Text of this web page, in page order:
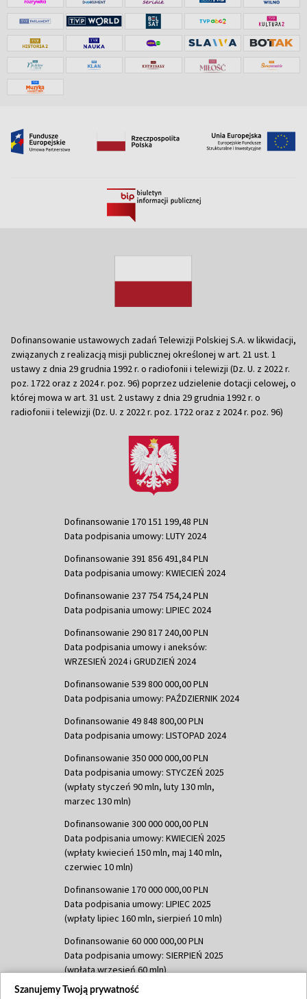
Dofinansowanie ustawowych zadań Telewizji Polskiej S.A. w likwidacji,
związanych z realizacją misji publicznej określonej w art. 21 ust. 1
ustawy z dnia 29 grudnia 1992 r. o radiofonii i telewizji (Dz. U. z 2022 r.
poz. 1722 oraz z 2024 r. poz. 96) poprzez udzielenie dotacji celowej, o
której mowa w art. 31 ust. 2 ustawy z dnia 29 grudnia 1992 r. o
radiofonii i telewizji (Dz. U. z 2022 r. poz. 1722 oraz z 2024 r. poz. 96)
Dofinansowanie 170 151 199,48 PLN
Data podpisania umowy: LUTY 2024
Dofinansowanie 391 856 491,84 PLN
Data podpisania umowy: KWIECIEŃ 2024
Dofinansowanie 237 754 754,24 PLN
Data podpisania umowy: LIPIEC 2024
Dofinansowanie 290 817 240,00 PLN
Data podpisania umowy i aneksów:
WRZESIEŃ 2024 i GRUDZIEŃ 2024
Dofinansowanie 539 800 000,00 PLN
Data podpisania umowy: PAŹDZIERNIK 2024
Dofinansowanie 49 848 800,00 PLN
Data podpisania umowy: LISTOPAD 2024
Dofinansowanie 350 000 000,00 PLN
Data podpisania umowy: STYCZEŃ 2025
(wpłaty styczeń 90 mln, luty 130 mln,
marzec 130 mln)
Dofinansowanie 300 000 000,00 PLN
Data podpisania umowy: KWIECIEŃ 2025
(wpłaty kwiecień 150 mln, maj 140 mln,
czerwiec 10 mln)
Dofinansowanie 170 000 000,00 PLN
Data podpisania umowy: LIPIEC 2025
(wpłaty lipiec 160 mln, sierpień 10 mln)
Dofinansowanie 60 000 000,00 PLN
Data podpisania umowy: SIERPIEŃ 2025
(wpłata wrzesień 60 mln)
Dofinansowanie 635 783 051,21 PLN
Szanujemy Twoją prywatność